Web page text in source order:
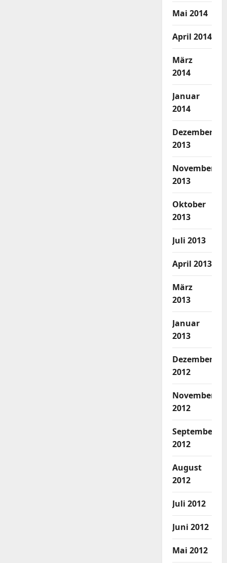
Mai 2014
April 2014
März
2014
Januar
2014
Dezember
2013
November
2013
Oktober
2013
Juli 2013
April 2013
März
2013
Januar
2013
Dezember
2012
November
2012
September
2012
August
2012
Juli 2012
Juni 2012
Mai 2012